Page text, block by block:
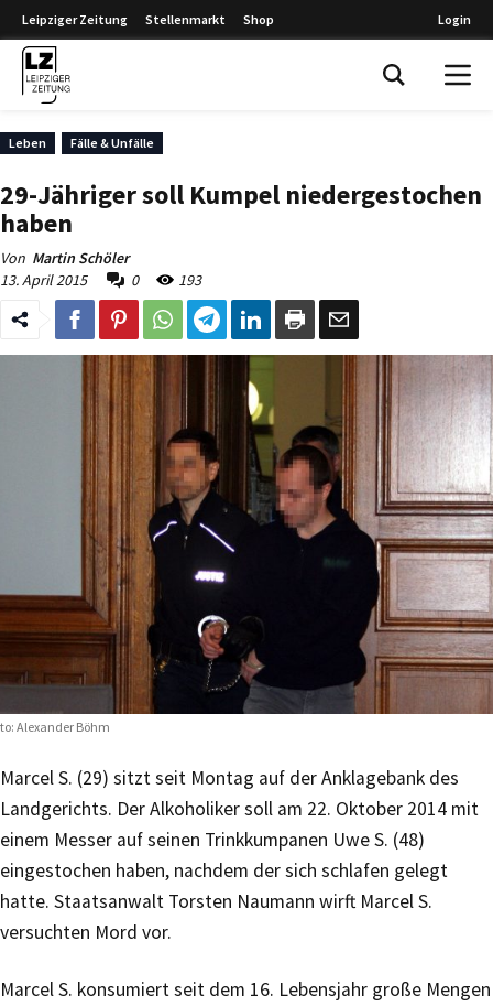
Leipziger Zeitung Stellenmarkt Shop Login
Leben Fälle & Unfälle
29-Jähriger soll Kumpel niedergestochen
haben
Von Martin Schöler
13. April 2015
0 193
Alexander Böhm
Marcel S. (29) sitzt seit Montag auf der Anklagebank des
Landgerichts. Der Alkoholiker soll am 22. Oktober 2014 mit
einem Messer auf seinen Trinkkumpanen Uwe S. (48)
eingestochen haben, nachdem der sich schlafen gelegt
hatte. Staatsanwalt Torsten Naumann wirft Marcel S.
versuchten Mord vor.
Marcel S. konsumiert seit dem 16. Lebensjahr große Mengen